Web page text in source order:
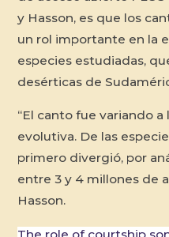
y Hasson, es que los
un rol importante en la
especies estudiadas,
desérticas de
“El canto fue variando
evolutiva. De las
primero divergió, por
entre 3 y 4 millones de
Hasson.
The role of courtship